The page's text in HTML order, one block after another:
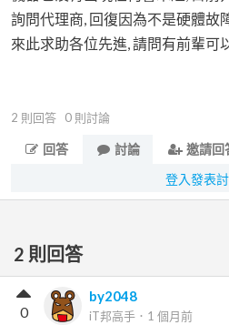
詢問代理商, 回復因為不是硬體故
來此求助各位先進, 請問有前輩可
2 則回答 0 則討論
回答
討論 邀請回
登入發表
2 則回答
by2048
iT邦高手 ． 1 個月前
0